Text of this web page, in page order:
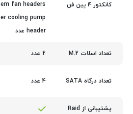
کانکتور 4 پین فن
fan headers
cooling pump
header عدد
تعداد اسلات M.2 2 عدد
تعداد درگاه SATA 4 عدد
پشتیبانی از Raid